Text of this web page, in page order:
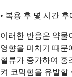
• 복용 후 몇 시간
이러한 반응은 약물
영향을 미치기 때문
혈류가 증가하여 홍
켜 코막힘을 유발할